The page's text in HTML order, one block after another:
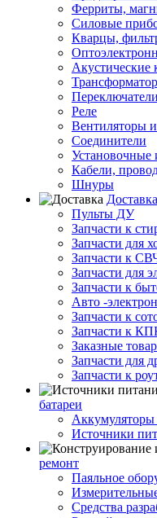
Ферриты,
Силовые
Кварцы,
Акустические
Реле
Вентиляторы
Соединители
Установочные
Кабели,
Шнуры
Доставка
Пульты ДУ
Запчасти к
Запчасти для
Запчасти к
Запчасти для
Запчасти к
Авто -
Запчасти к
Запчасти к
Заказные
Запчасти для
Запчасти к
батареи
Аккумуляторы
Источники
ремонт
Паяльное
Средства